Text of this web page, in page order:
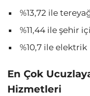
%13,72 ile
%11,44 ile şehir
%10,7 ile elektrik
En Çok
Hizmetleri